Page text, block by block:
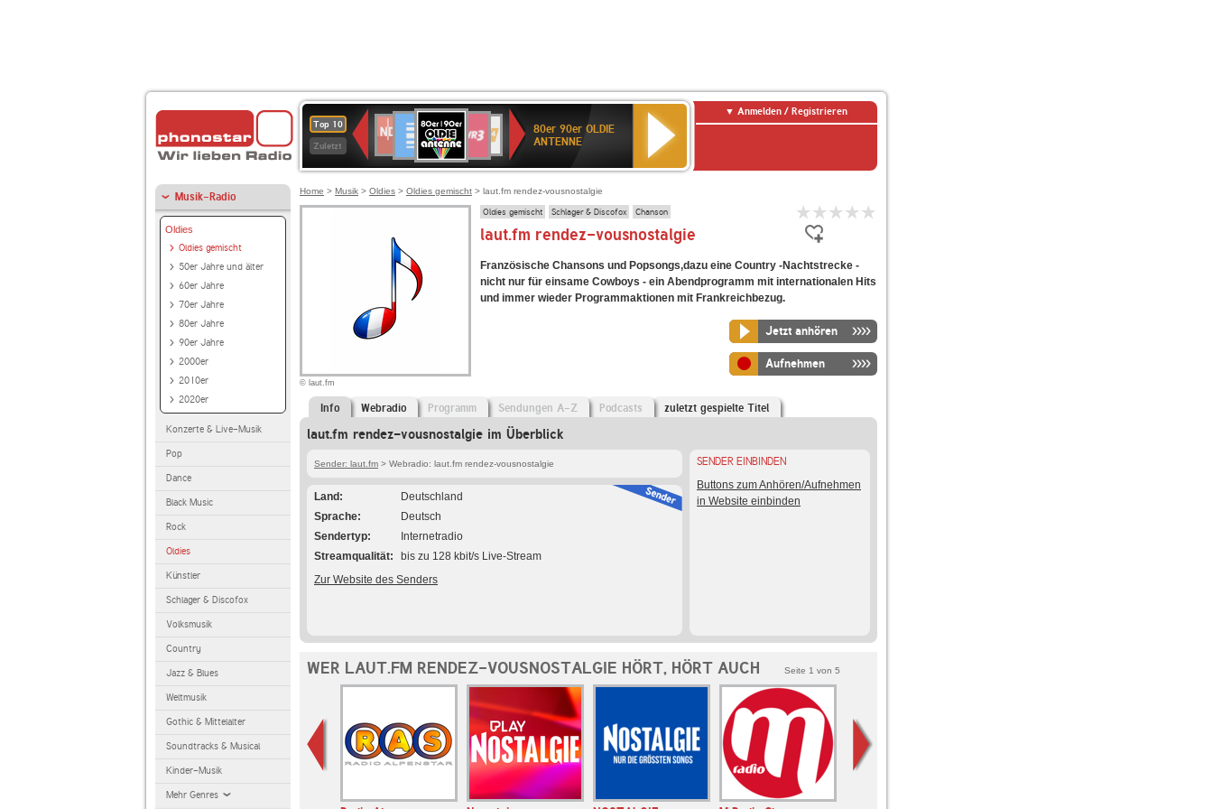
Top 10
Zuletzt
Deutschlandfunk
80er
90er
OLDIE
ANTENNE
SWR3
SWR
Kultur
NDR
2
80er 90er OLDIE
ANTENNE
Anmelden / Registrieren
Musik-Radio
Oldies
Oldies gemischt
50er Jahre und älter
60er Jahre
70er Jahre
80er Jahre
90er Jahre
2000er
2010er
2020er
Konzerte & Live-Musik
Pop
Dance
Black Music
Rock
Oldies
Künstler
Schlager & Discofox
Volksmusik
Country
Jazz & Blues
Weltmusik
Gothic & Mittelalter
Soundtracks & Musical
Kinder-Musik
Mehr Genres
Home > Musik > Oldies > Oldies gemischt > laut.fm rendez-vousnostalgie
© laut.fm
Oldies gemischt Schlager & Discofox Chanson
laut.fm rendez-vousnostalgie
Französische Chansons und Popsongs,dazu eine Country -Nachtstrecke -
nicht nur für einsame Cowboys - ein Abendprogramm mit internationalen Hits
und immer wieder Programmaktionen mit Frankreichbezug.
Jetzt anhören
Aufnehmen
Info Webradio Programm Sendungen A-Z Podcasts zuletzt gespielte Titel
laut.fm rendez-vousnostalgie im Überblick
Sender: laut.fm > Webradio: laut.fm rendez-vousnostalgie
Land
Deutschland
Sprache
Deutsch
Sendertyp
Internetradio
Streamqualität
bis zu 128 kbit/s Live-Stream
Zur Website des Senders
SENDER EINBINDEN
Buttons zum Anhören/Aufnehmen
in Website einbinden
WER LAUT.FM RENDEZ-VOUSNOSTALGIE HÖRT, HÖRT AUCH Seite 1 von 5